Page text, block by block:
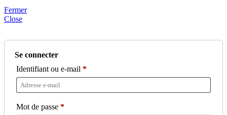
Fermer
Close
Se connecter
Identifiant ou e-mail *
Mot de passe *